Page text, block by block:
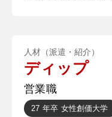
意思で○○幼稚園
を受けたことです。 ・中学3年間続けた
員としてクラス
人材（派遣・紹介）
ディップ
営業職
27 年卒 女性創価大学